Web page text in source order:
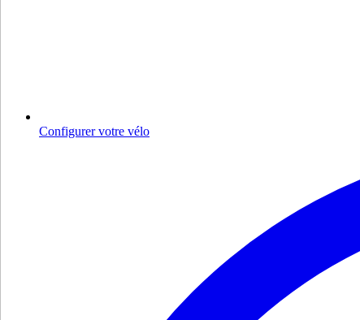
Configurer votre vélo